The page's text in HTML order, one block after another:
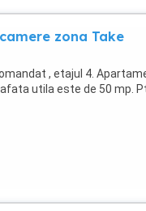
zona Take
, etajul 4.
utila este de 50 mp.